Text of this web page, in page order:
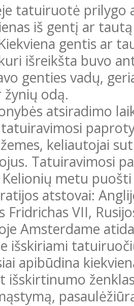
tatuiruotė prilygo
iš gentį ar
gentis ar
išreikšta buvo
genties vadų,
žynių odą.
atsiradimo
keliautojai
Tatuiravimosi
metu
atstovai:
Fridrichas VII,
Amsterdame
išskiriami
apibūdina
išskirtinumo